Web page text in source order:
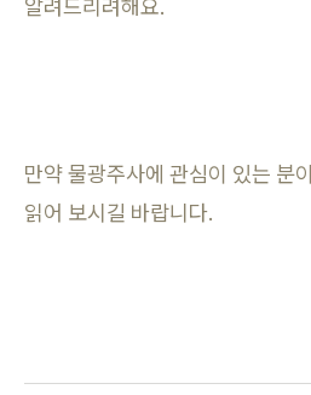
알려드리려해요.
만약 물광주사에 관심이 있는 분
읽어 보시길 바랍니다.